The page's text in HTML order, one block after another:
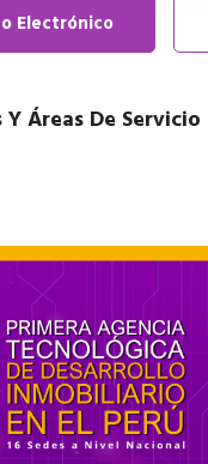
Electrónico
Áreas De Servicio